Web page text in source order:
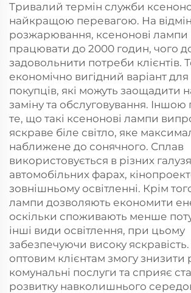
Тривалий термін служби
найкращою перевагою. На
розжарювання, ксенонові лампи
працювати до 2000 годин, чого
задовольнити потреби клієнтів.
економічно вигідний варіант
покупців, які можуть заощадити
заміну та обслуговування.
те, що такі ксенонові лампи
яскраве біле світло, яке
наближене до сонячного. Сплав
використовується в різних
автомобільних фарах,
зовнішньому освітленні. Крім
лампи дозволяють економити
оскільки споживають менше
інші види освітлення, при цьому
забезпечуючи високу
оптовим клієнтам змогу знизити
комунальні послуги та сприяє
розвитку навколишнього